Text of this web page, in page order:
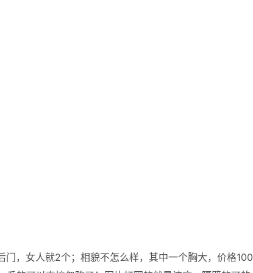
，女人就2个；相貌不怎么样，其中一个胸大，价格100